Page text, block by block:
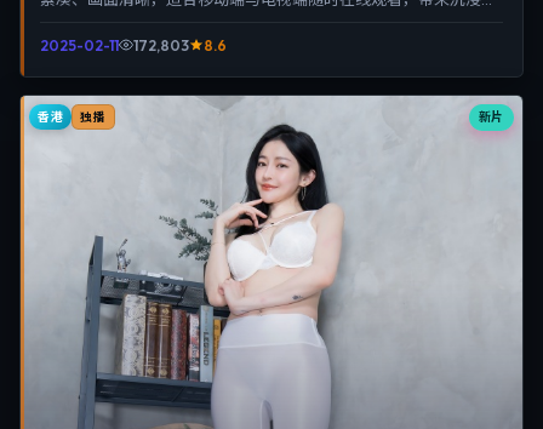
2025-02-11 172,803 8.6
新片
香港 独播